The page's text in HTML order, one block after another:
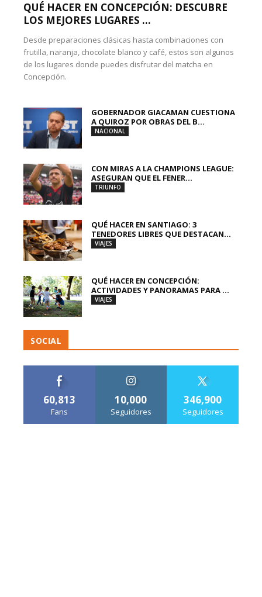
QUÉ HACER EN CONCEPCIÓN: DESCUBRE
LOS MEJORES LUGARES ...
Desde preparaciones clásicas hasta combinaciones con
frutilla, naranja, chocolate blanco y café, estos son algunos
de los lugares donde puedes disfrutar del matcha en
Concepción.
GOBERNADOR GIACAMAN CUESTIONA
A QUIROZ POR OBRAS DEL B...
NACIONAL
CON MIRAS A LA CHAMPIONS LEAGUE:
ASEGURAN QUE EL FENER...
TRIUNFO
QUÉ HACER EN SANTIAGO: 3
TENEDORES LIBRES QUE DESTACAN...
VIAJES
QUÉ HACER EN CONCEPCIÓN:
ACTIVIDADES Y PANORAMAS PARA ...
VIAJES
SOCIAL
60,813
Fans
10,000
Seguidores
346,900
Seguidores